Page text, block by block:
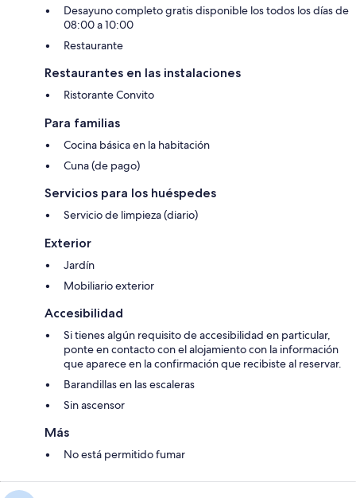
Desayuno completo gratis disponible los todos los días de
08:00 a 10:00
Restaurante
Restaurantes en las instalaciones
Ristorante Convito
Para familias
Cocina básica en la habitación
Cuna (de pago)
Servicios para los huéspedes
Servicio de limpieza (diario)
Exterior
Jardín
Mobiliario exterior
Accesibilidad
Si tienes algún requisito de accesibilidad en particular,
ponte en contacto con el alojamiento con la información
que aparece en la confirmación que recibiste al reservar.
Barandillas en las escaleras
Sin ascensor
Más
No está permitido fumar